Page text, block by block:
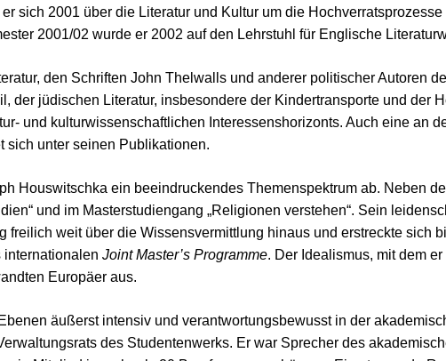
sich 2001 über die Literatur und Kultur um die
2001/02 wurde er 2002 auf den Lehrstuhl für Englische
den Schriften John Thelwalls und anderer politischer Autoren
der jüdischen Literatur, insbesondere der Kindertransporte und der
und kulturwissenschaftlichen Interessenshorizonts. Auch eine an
sich unter seinen Publikationen.
Houswitschka ein beeindruckendes Themenspektrum ab. Neben
und im Masterstudiengang „Religionen verstehen“. Sein
weit über die Wissensvermittlung hinaus und erstreckte sich
internationalen Joint Master’s Programme. Der Idealismus, mit dem
Europäer aus.
äußerst intensiv und verantwortungsbewusst in der
des Studentenwerks. Er war Sprecher des